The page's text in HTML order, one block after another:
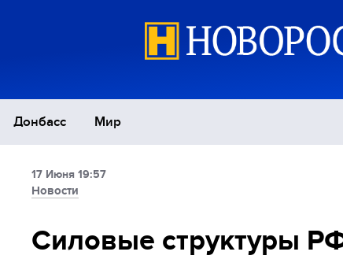
Донбасс Мир
Экономика
17 Июня 19:57
Новости
Силовые структуры